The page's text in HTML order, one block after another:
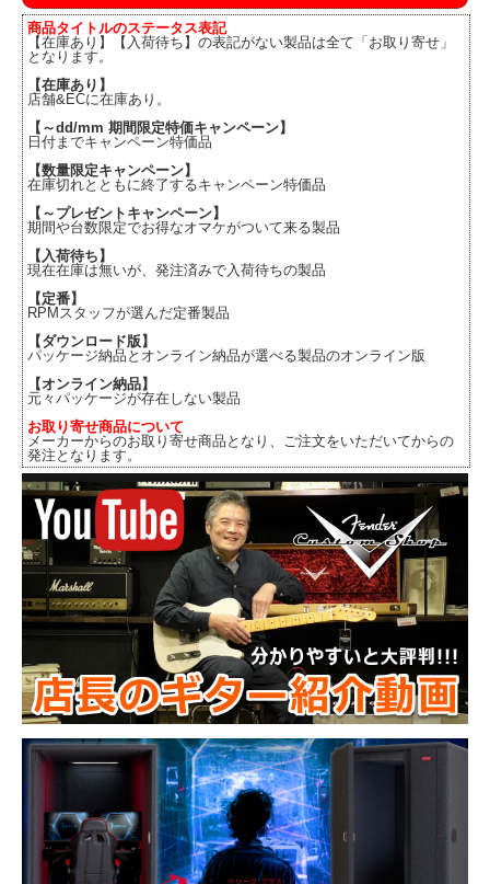
商品タイトルのステータス表記
【在庫あり】【入荷待ち】の表記がない製品は全て「お取り寄せ」
となります。
【在庫あり】
店舗&ECに在庫あり。
【～dd/mm 期間限定特価キャンペーン】
日付までキャンペーン特価品
【数量限定キャンペーン】
在庫切れとともに終了するキャンペーン特価品
【～プレゼントキャンペーン】
期間や台数限定でお得なオマケがついて来る製品
【入荷待ち】
現在在庫は無いが、発注済みで入荷待ちの製品
【定番】
RPMスタッフが選んだ定番製品
【ダウンロード版】
パッケージ納品とオンライン納品が選べる製品のオンライン版
【オンライン納品】
元々パッケージが存在しない製品
お取り寄せ商品について
メーカーからのお取り寄せ商品となり、ご注文をいただいてからの
発注となります。